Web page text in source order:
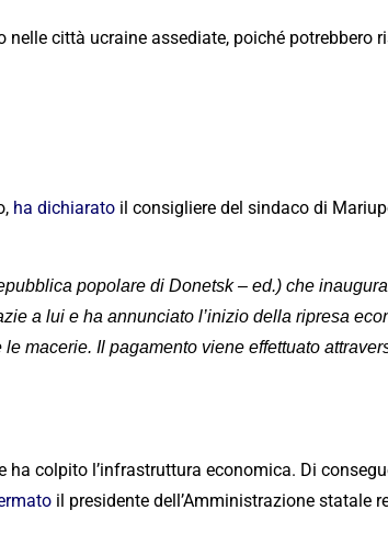
città ucraine assediate, poiché potrebbero
ha dichiarato il consigliere del sindaco di
popolare di Donetsk – ed.) che
a lui e ha annunciato l’inizio della ripresa
macerie. Il pagamento viene effettuato
colpito l’infrastruttura economica. Di
il presidente dell’Amministrazione statale